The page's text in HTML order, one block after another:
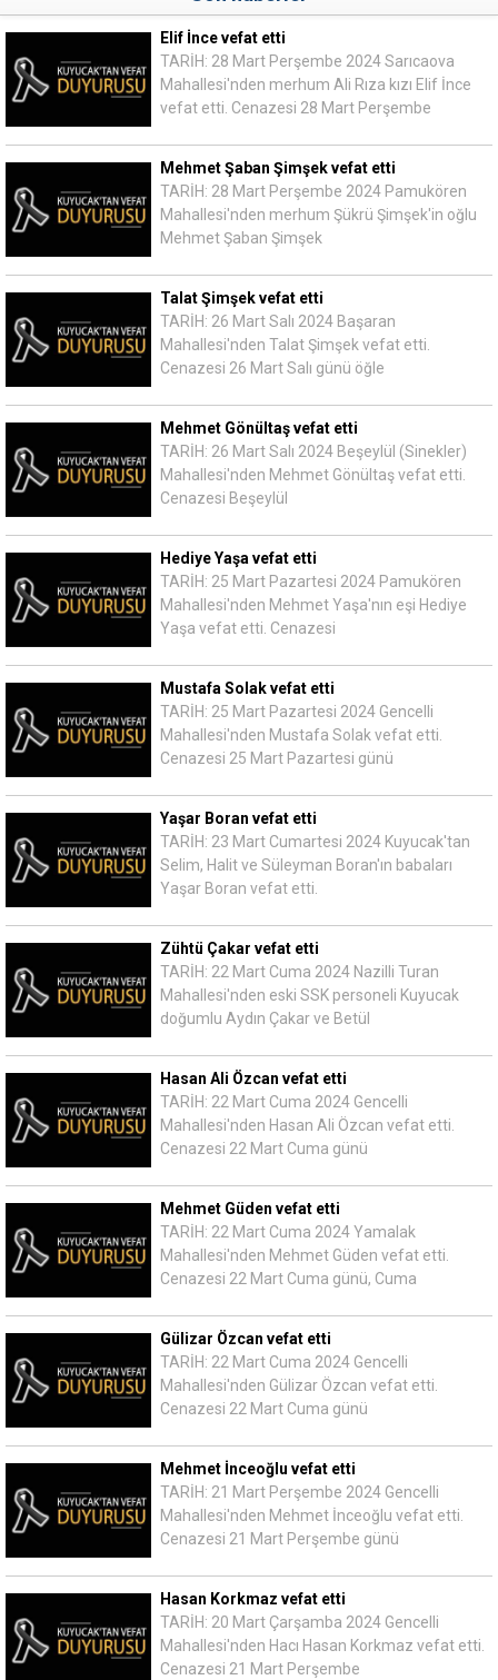
Elif İnce vefat etti
TARİH: 28 Mart Perşembe 2024 Sarıcaova
Mahallesi'nden merhum Ali Rıza kızı Elif İnce
vefat etti. Cenazesi 28 Mart Perşembe
Mehmet Şaban Şimşek vefat etti
TARİH: 28 Mart Perşembe 2024 Pamukören
Mahallesi'nden merhum Şükrü Şimşek'in oğlu
Mehmet Şaban Şimşek
Talat Şimşek vefat etti
TARİH: 26 Mart Salı 2024 Başaran
Mahallesi'nden Talat Şimşek vefat etti.
Cenazesi 26 Mart Salı günü öğle
Mehmet Gönültaş vefat etti
TARİH: 26 Mart Salı 2024 Beşeylül (Sinekler)
Mahallesi'nden Mehmet Gönültaş vefat etti.
Cenazesi Beşeylül
Hediye Yaşa vefat etti
TARİH: 25 Mart Pazartesi 2024 Pamukören
Mahallesi'nden Mehmet Yaşa'nın eşi Hediye
Yaşa vefat etti. Cenazesi
Mustafa Solak vefat etti
TARİH: 25 Mart Pazartesi 2024 Gencelli
Mahallesi'nden Mustafa Solak vefat etti.
Cenazesi 25 Mart Pazartesi günü
Yaşar Boran vefat etti
TARİH: 23 Mart Cumartesi 2024 Kuyucak'tan
Selim, Halit ve Süleyman Boran'ın babaları
Yaşar Boran vefat etti.
Zühtü Çakar vefat etti
TARİH: 22 Mart Cuma 2024 Nazilli Turan
Mahallesi'nden eski SSK personeli Kuyucak
doğumlu Aydın Çakar ve Betül
Hasan Ali Özcan vefat etti
TARİH: 22 Mart Cuma 2024 Gencelli
Mahallesi'nden Hasan Ali Özcan vefat etti.
Cenazesi 22 Mart Cuma günü
Mehmet Güden vefat etti
TARİH: 22 Mart Cuma 2024 Yamalak
Mahallesi'nden Mehmet Güden vefat etti.
Cenazesi 22 Mart Cuma günü, Cuma
Gülizar Özcan vefat etti
TARİH: 22 Mart Cuma 2024 Gencelli
Mahallesi'nden Gülizar Özcan vefat etti.
Cenazesi 22 Mart Cuma günü
Mehmet İnceoğlu vefat etti
TARİH: 21 Mart Perşembe 2024 Gencelli
Mahallesi'nden Mehmet İnceoğlu vefat etti.
Cenazesi 21 Mart Perşembe günü
Hasan Korkmaz vefat etti
TARİH: 20 Mart Çarşamba 2024 Gencelli
Mahallesi'nden Hacı Hasan Korkmaz vefat etti.
Cenazesi 21 Mart Perşembe